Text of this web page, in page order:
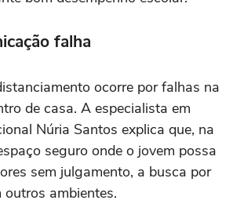
falha
ocorre por falhas na
de casa. A especialista em
Núria Santos explica que, na
seguro onde o jovem possa
sem julgamento, a busca por
ambientes.